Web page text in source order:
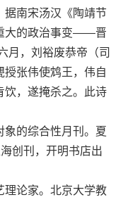
南宋汤汉《陶靖节
大的政治事变——晋
月，刘裕废恭帝（司
授张伟使鸩王，伟自
饮，遂掩杀之。此诗
的综合性月刊。夏
创刊，开明书店出
论家。北京大学教